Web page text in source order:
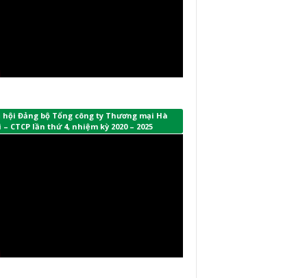
hội Đảng bộ Tổng công ty Thương mại Hà
– CTCP lần thứ 4, nhiệm kỳ 2020 – 2025